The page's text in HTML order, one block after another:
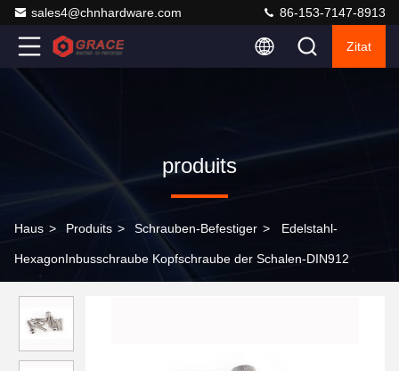
sales4@chnhardware.com 86-153-7147-8913
Zitat
produits
Haus > Produits > Schrauben-Befestiger > Edelstahl-
HexagonInbusschraube Kopfschraube der Schalen-DIN912